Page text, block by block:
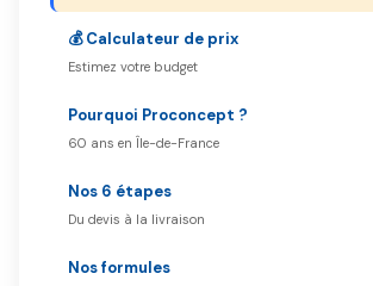
💰 Calculateur de prix
Estimez votre budget
Pourquoi Proconcept ?
60 ans en Île-de-France
Nos 6 étapes
Du devis à la livraison
Nos formules